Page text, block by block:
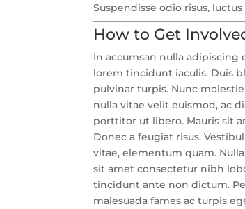
Suspendisse odio risus,
How to Get
In accumsan nulla
lorem tincidunt iaculis. Duis
pulvinar turpis. Nunc
nulla vitae velit euismod, ac
porttitor ut libero. Mauris sit
Donec a feugiat risus.
vitae, elementum quam.
sit amet consectetur nibh
tincidunt ante non dictum.
malesuada fames ac turpis